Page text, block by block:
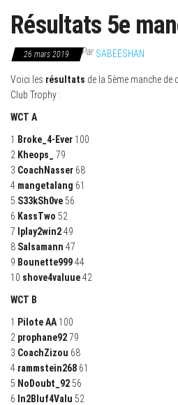
Résultats 5e
26 mars 2019 ParSABEESHAN
Voici les résultats de la 5ème manche
Club Trophy :
WCT A
1 Broke_4-Ever 100
2 Kheops_ 79
3 CoachNasser 68
4 mangetalang 61
5 S33kSh0ve56
6 KassTwo 52
7 Iplay2win249
8 Salsamann 47
9 Bounette99944
10 shove4valuue42
WCT B
1 Pilote AA 100
2 prophane9279
3 CoachZizou 68
4 rammstein268 61
5 NoDoubt_9256
6 In2Bluf4Valu 52